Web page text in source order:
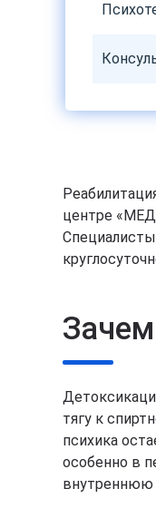
центре
тягу к
психика
особенно в
внутреннюю